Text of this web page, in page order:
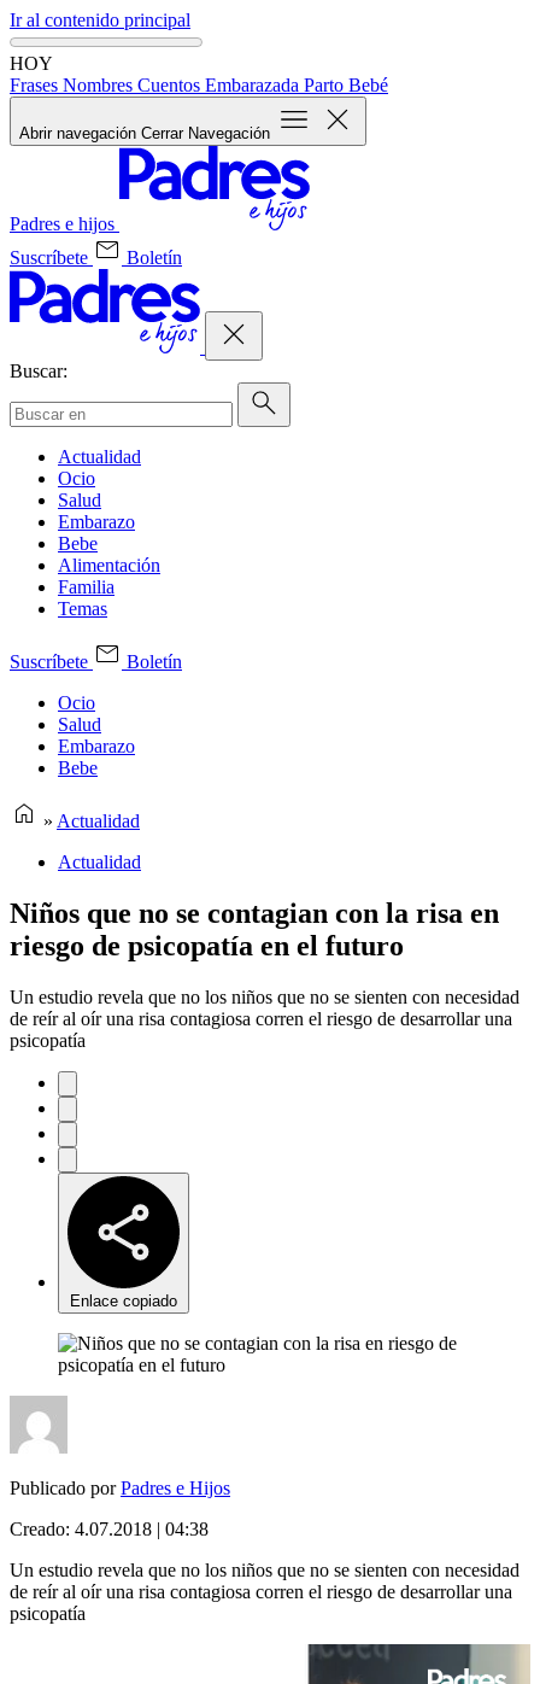
Ir al contenido principal
HOY
Frases Nombres Cuentos Embarazada Parto Bebé
Abrir navegación Cerrar Navegación
Padres e hijos
Suscríbete
Boletín
Buscar:
Actualidad
Ocio
Salud
Embarazo
Bebe
Alimentación
Familia
Temas
Suscríbete
Boletín
Ocio
Salud
Embarazo
Bebe
» Actualidad
Actualidad
Niños que no se contagian con la risa en
riesgo de psicopatía en el futuro
Un estudio revela que no los niños que no se sienten con necesidad
de reír al oír una risa contagiosa corren el riesgo de desarrollar una
psicopatía
Enlace copiado
Publicado porPadres e Hijos
Creado: 4.07.2018 | 04:38
Un estudio revela que no los niños que no se sienten con necesidad
de reír al oír una risa contagiosa corren el riesgo de desarrollar una
psicopatía